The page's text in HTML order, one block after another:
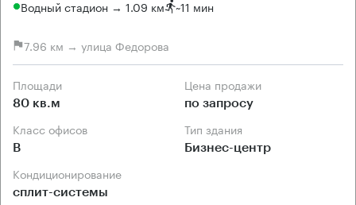
Водный стадион → 1.09 км ~11 мин
7.96 км → улица Федорова
Площади
80 кв.м
Цена продажи
по запросу
Класс офисов
B
Тип здания
Бизнес-центр
Кондиционирование
сплит-системы